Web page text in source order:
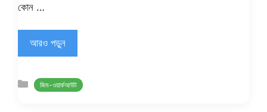
কোন …
আরও পড়ুন
Categories
জিম-ওয়ার্কআউট